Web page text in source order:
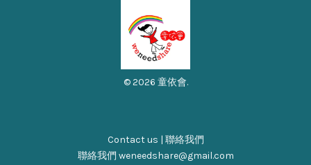
© 2026 童依會.
Contact us | 聯絡我們
聯絡我們 weneedshare@gmail.com